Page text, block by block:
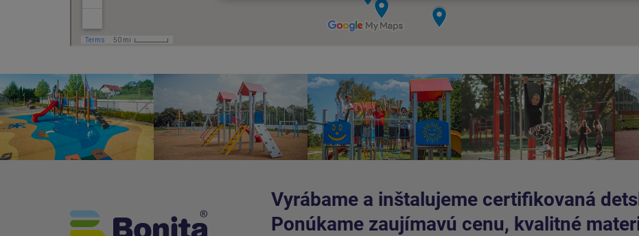
Vyrábame a inštalujeme certifikovaná
Ponúkame zaujímavú cenu, kvalitné